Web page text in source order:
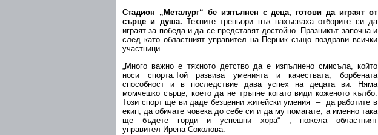
Стадион „Металург“ бе изпълнен с деца, готови да играят от
сърце и душа. Техните треньори пък нахъсваха отборите си да
играят за победа и да се представят достойно. Празникът започна и
след като областният управител на Перник също поздрави всички
участници.
„Много важно е тяхното детство да е изпълнено смисъла, който
носи спорта.Той развива уменията и качествата, борбената
способност и в последствие дава успех на децата ви. Няма
момчешко сърце, което да не тръпне когато види коженото кълбо.
Този спорт ще ви даде безценни житейски умения – да работите в
екип, да обичате човека до себе си и да му помагате, а именно така
ще бъдете горди и успешни хора“ , пожела областният
управител Ирена Соколова.